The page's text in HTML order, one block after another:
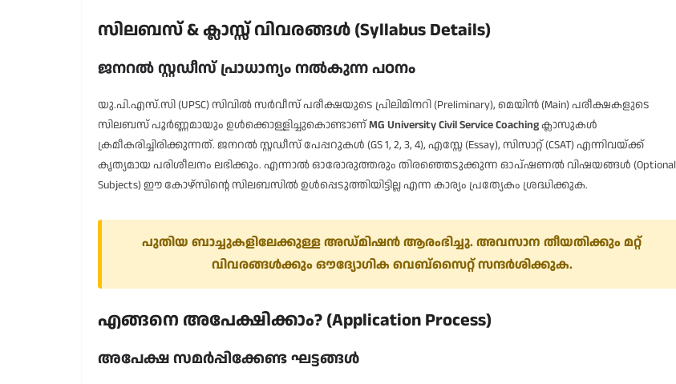
സിലബസ് & ക്ലാസ്സ് വിവരങ്ങൾ (Syllabus Details)
ജനറൽ സ്റ്റഡീസ് പ്രാധാന്യം നൽകുന്ന പഠനം
യു.പി.എസ്.സി (UPSC) സിവിൽ സർവീസ് പരീക്ഷയുടെ പ്രിലിമിനറി (Preliminary), മെയിൻ (Main) പരീക്ഷകളുടെ
സിലബസ് പൂർണ്ണമായും ഉൾക്കൊള്ളിച്ചുകൊണ്ടാണ്MG University Civil Service Coachingക്ലാസുകൾ
ക്രമീകരിച്ചിരിക്കുന്നത്. ജനറൽ സ്റ്റഡീസ് പേപ്പറുകൾ (GS 1, 2, 3, 4), എസ്സേ (Essay), സിസാറ്റ് (CSAT) എന്നിവയ്ക്ക്
കൃത്യമായ പരിശീലനം ലഭിക്കും. എന്നാൽ ഓരോരുത്തരും തിരഞ്ഞെടുക്കുന്ന ഓപ്ഷണൽ വിഷയങ്ങൾ (Optional
Subjects) ഈ കോഴ്സിന്റെ സിലബസിൽ ഉൾപ്പെടുത്തിയിട്ടില്ല എന്ന കാര്യം പ്രത്യേകം ശ്രദ്ധിക്കുക.
പുതിയ ബാച്ചുകളിലേക്കുള്ള അഡ്മിഷൻ ആരംഭിച്ചു. അവസാന തീയതിക്കും മറ്റ്
വിവരങ്ങൾക്കും ഔദ്യോഗിക വെബ്സൈറ്റ് സന്ദർശിക്കുക.
എങ്ങനെ അപേക്ഷിക്കാം? (Application Process)
അപേക്ഷ സമർപ്പിക്കേണ്ട ഘട്ടങ്ങൾ